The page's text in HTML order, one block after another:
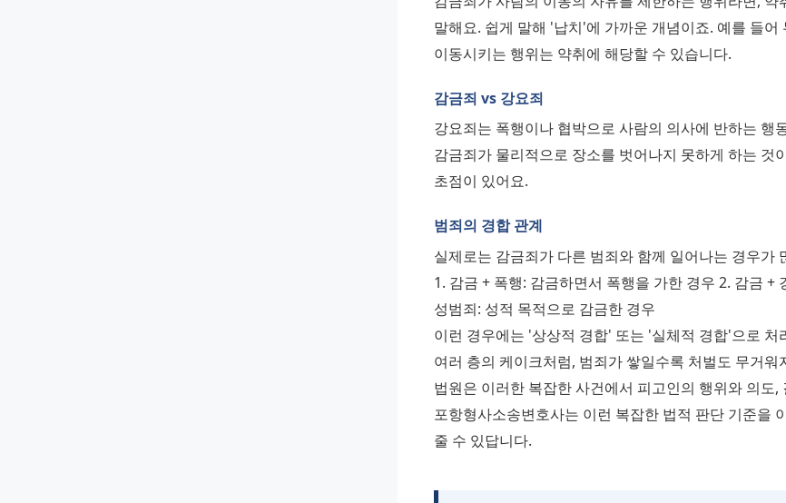
말해요. 쉽게 말해 '납치'에 가까운 개념이죠. 예를 들
이동시키는 행위는 약취에 해당할 수 있습니다.
감금죄 vs 강요죄
강요죄는 폭행이나 협박으로 사람의 의사에 반하는 행
감금죄가 물리적으로 장소를 벗어나지 못하게 하는 것
초점이 있어요.
범죄의 경합 관계
실제로는 감금죄가 다른 범죄와 함께 일어나는 경우가
1. 감금 + 폭행: 감금하면서 폭행을 가한 경우 2. 감금
성범죄: 성적 목적으로 감금한 경우
이런 경우에는 '상상적 경합' 또는 '실체적 경합'으로
여러 층의 케이크처럼, 범죄가 쌓일수록 처벌도 무거워
법원은 이러한 복잡한 사건에서 피고인의 행위와 의도
포항형사소송변호사는 이런 복잡한 법적 판단 기준을
줄 수 있답니다.